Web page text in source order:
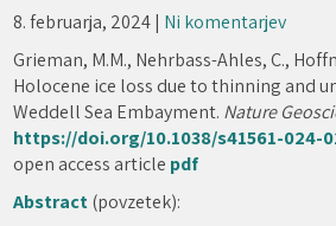
8. februarja, 2024| Ni komentarjev
Grieman, M.M., Nehrbass-Ahles, C.,
Holocene ice loss due to thinning and
Weddell Sea Embayment. Nature
https://doi.org/10.1038/s41561-024-
open access article pdf
Abstract(povzetek):